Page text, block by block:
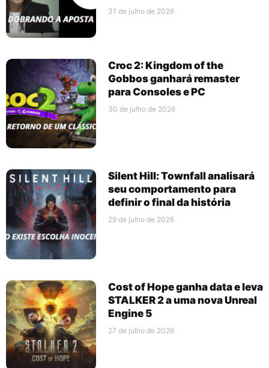
31 de julho de 2026
Croc 2: Kingdom of the
Gobbos ganhará remaster
para Consoles e PC
30 de julho de 2026
Silent Hill: Townfall analisará
seu comportamento para
definir o final da história
29 de julho de 2026
Cost of Hope ganha data e leva
STALKER 2 a uma nova Unreal
Engine 5
27 de julho de 2026